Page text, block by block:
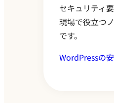
セキュリティ
現場で役立つ
です。
WordPressの